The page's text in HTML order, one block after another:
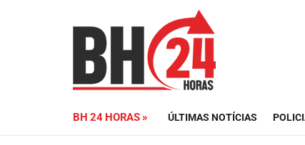
BH 24 HORAS » ÚLTIMAS NOTÍCIAS